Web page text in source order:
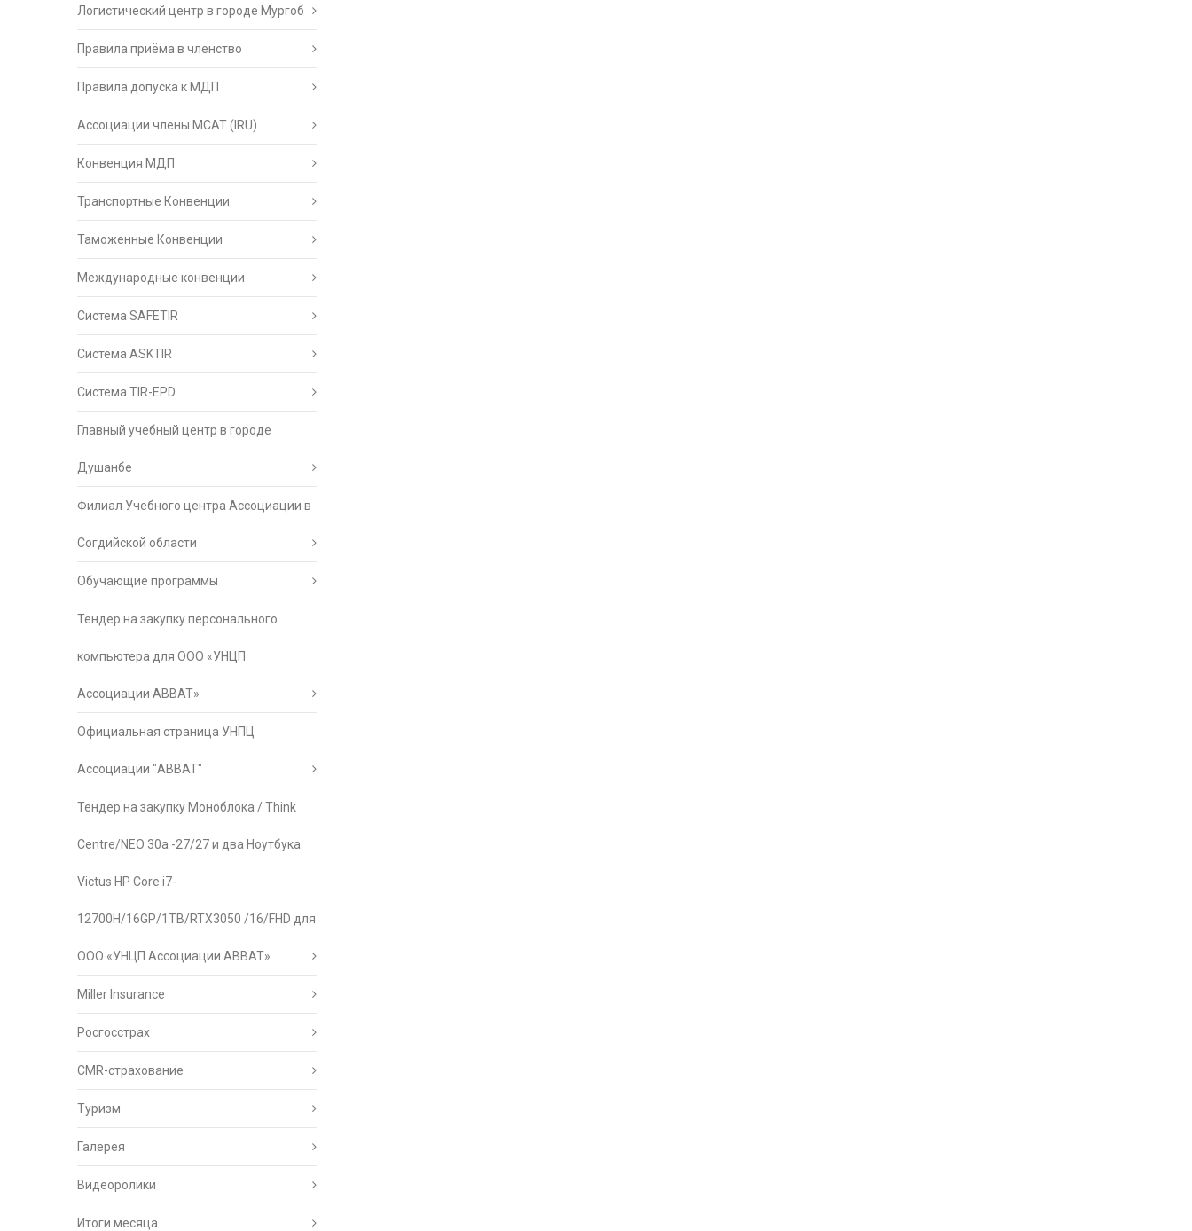
Логистический центр в городе Мургоб
Правила приёма в членство
Правила допуска к МДП
Ассоциации члены МСАТ (IRU)
Конвенция МДП
Транспортные Конвенции
Таможенные Конвенции
Международные конвенции
Система SAFETIR
Система ASKTIR
Система TIR-EPD
Главный учебный центр в городе
Душанбе
Филиал Учебного центра Ассоциации в
Согдийской области
Обучающие программы
Тендер на закупку персонального
компьютера для ООО «УНЦП
Ассоциации АВВАТ»
Официальная страница УНПЦ
Ассоциации "АВВАТ"
Тендер на закупку Моноблока / Think
Centre/NEO 30a -27/27 и два Ноутбука
Victus HP Core i7-
12700H/16GP/1TB/RTX3050 /16/FHD для
ООО «УНЦП Ассоциации АВВАТ»
Miller Insurance
Росгосстрах
CMR-страхование
Туризм
Галерея
Видеоролики
Итоги месяца